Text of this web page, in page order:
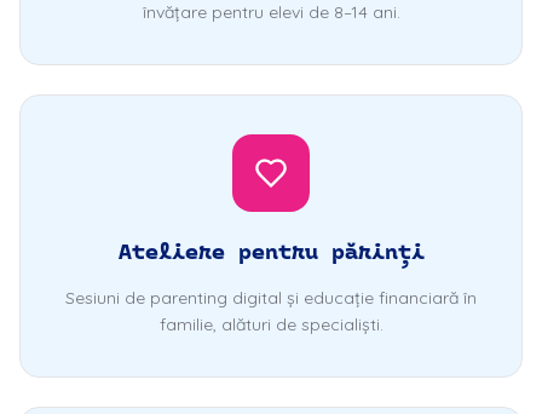
învățare pentru elevi de 8–14 ani.
Ateliere pentru părinți
Sesiuni de parenting digital și educație financiară în
familie, alături de specialiști.